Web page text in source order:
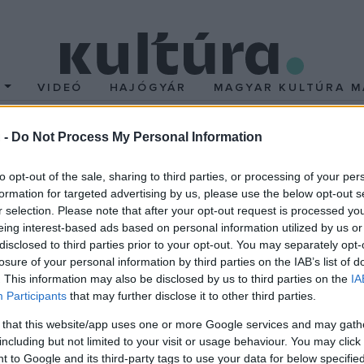
- Do Not Process My Personal Information
opt-out of the sale, sharing to third parties, or processing of your
for targeted advertising by us, please use the below opt-out
selection. Please note that after your opt-out request is processed
interest-based ads based on personal information utilized by us
to third parties prior to your opt-out. You may separately
of your personal information by third parties on the IAB’s list of
This information may also be disclosed by us to third parties on the
Participants that may further disclose it to other third parties.
that this website/app uses one or more Google services and may
but not limited to your visit or usage behaviour. You may
to Google and its third-party tags to use your data for below
VIDEÓ HAJÓGYÁR MAGYAR KULTÚRA
történelem
valamint a helyi szépkorúaknak jelenlétében a budapesti
A zenével kísért bemutató keretében a gyerekek és
a közönséget, egyben bemutatta a jazz alapjait, a szinkópát,